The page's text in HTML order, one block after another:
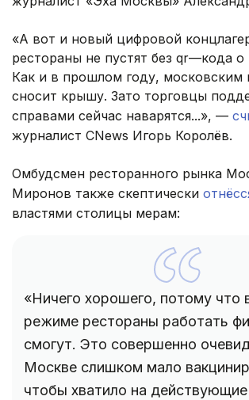
«А вот и новый цифровой
рестораны не пустят без qr—кода о
Как и в прошлом году, московским
сносит крышу. Зато торговцы
справами сейчас наварятся...», —
журналист CNews Игорь Королёв.
Омбудсмен ресторанного рынка
Миронов также скептически
властями столицы мерам:
«Ничего хорошего, потому что
режиме рестораны работать
смогут. Это совершенно
Москве слишком мало
чтобы хватило на